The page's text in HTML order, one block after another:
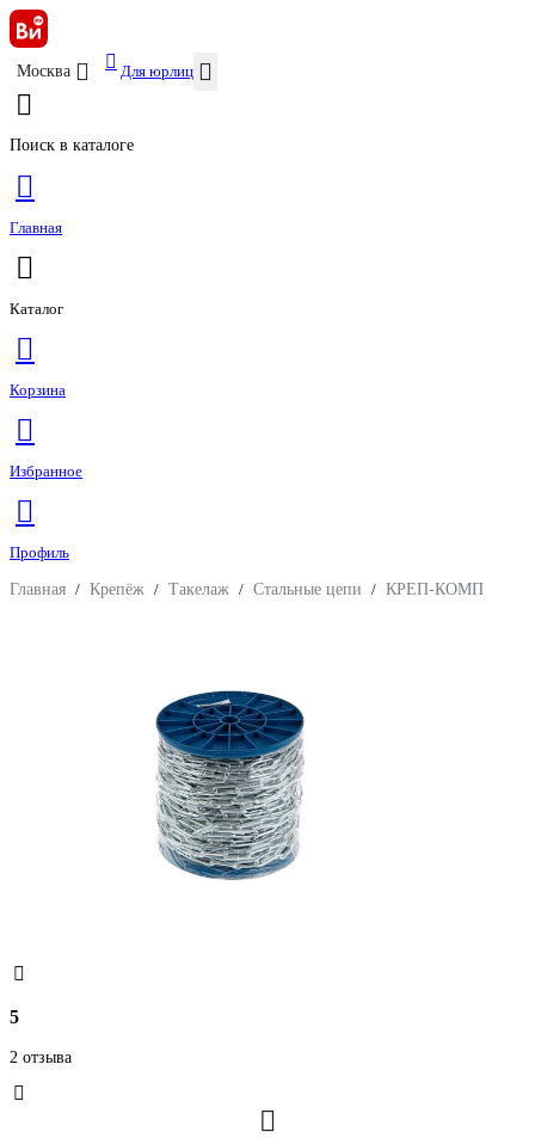
Москва Для юрлиц
Поиск в каталоге
Главная
Каталог
Корзина
Избранное
Профиль
Главная / Крепёж / Такелаж / Стальные цепи / КРЕП-КОМП
5
2 отзыва